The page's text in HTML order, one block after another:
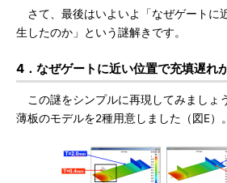
さて、最後はいよいよ「なぜゲートに
生したのか」という謎解きです。
4．なぜゲートに近い位置で充填遅れ
この謎をシンプルに再現してみましょ
薄板のモデルを2種用意しました（図E）。